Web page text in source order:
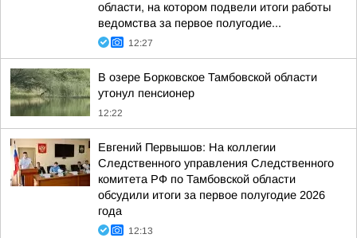
области, на котором подвели итоги работы
ведомства за первое полугодие...
12:27
В озере Борковское Тамбовской области
утонул пенсионер
12:22
Евгений Первышов: На коллегии
Следственного управления Следственного
комитета РФ по Тамбовской области
обсудили итоги за первое полугодие 2026
года
12:13